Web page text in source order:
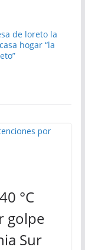
de loreto la
hogar “la
°C
golpe
Sur